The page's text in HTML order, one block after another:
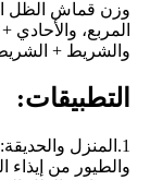
والشريط + الشريط 75-240 جرامًا للمتر
التطبيقات:
1.المنزل
والطيور من إيذاء